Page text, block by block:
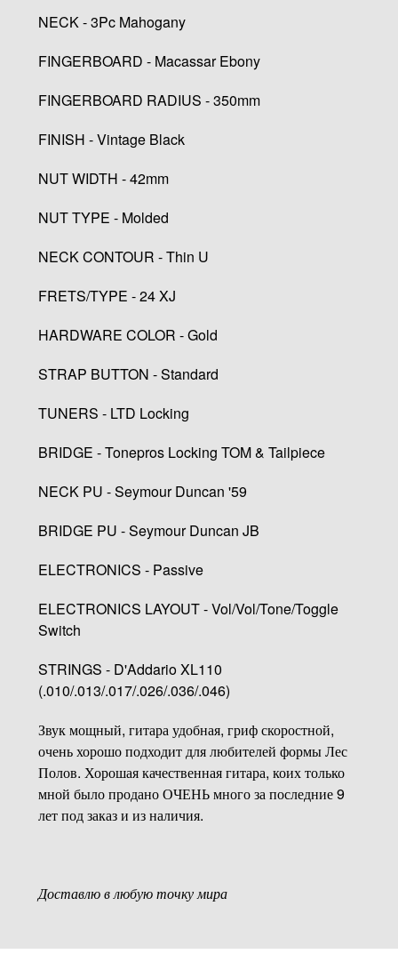
NECK - 3Pc Mahogany
FINGERBOARD - Macassar Ebony
FINGERBOARD RADIUS - 350mm
FINISH - Vintage Black
NUT WIDTH - 42mm
NUT TYPE - Molded
NECK CONTOUR - Thin U
FRETS/TYPE - 24 XJ
HARDWARE COLOR - Gold
STRAP BUTTON - Standard
TUNERS - LTD Locking
BRIDGE - Tonepros Locking TOM & Tailpiece
NECK PU - Seymour Duncan '59
BRIDGE PU - Seymour Duncan JB
ELECTRONICS - Passive
ELECTRONICS LAYOUT - Vol/Vol/Tone/Toggle
Switch
STRINGS - D'Addario XL110
(.010/.013/.017/.026/.036/.046)
Звук мощный, гитара удобная, гриф скоростной,
очень хорошо подходит для любителей формы Лес
Полов. Хорошая качественная гитара, коих только
мной было продано ОЧЕНЬ много за последние 9
лет под заказ и из наличия.
Доставлю в любую точку мира